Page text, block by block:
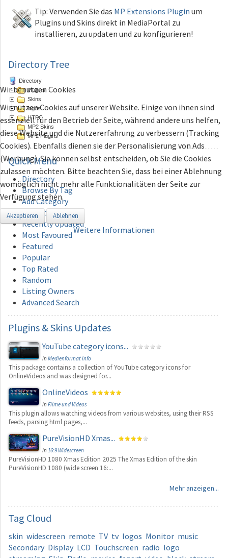
Tip: Verwenden Sie das MP Extensions Plugin um
Plugins und Skins direkt in MediaPortal zu
installieren, zu updaten und zu konfigurieren!
Directory Tree
Directory
Plugins
Skins
logos
HTPC
MP2 Skins
MP2 Plugins
QuickMenu
Directory
Browse By Tag
Add Category
Recently Added
Recently Updated
Most Favoured
Featured
Popular
Top Rated
Random
Listing Owners
Advanced Search
Plugins & Skins Updates
YouTube category icons...
inMedienformat Info
This package contains a collection of YouTube category icons for
OnlineVideos and was designed for...
OnlineVideos
inFilme und Videos
This plugin allows watching videos from various websites, using their RSS
feeds, parsing html pages,...
PureVisionHD Xmas...
in16:9 Widescreen
PureVisionHD 1080 Xmas Edition 2025 The Xmas Edition of the skin
PureVisionHD 1080 (wide screen 16:...
Mehr anzeigen...
Tag Cloud
skin widescreen remote TV tv logos Monitor music
Secondary Display LCD Touchscreen radio logo
Wir benutzen Cookies
Wir nutzen Cookies auf unserer Website. Einige von ihnen sind
essenziell für den Betrieb der Seite, während andere uns helfen,
diese Website und die Nutzererfahrung zu verbessern (Tracking
Cookies). Ebenfalls dienen sie der Personalisierung von Ads
(Werbung). Sie können selbst entscheiden, ob Sie die Cookies
zulassen möchten. Bitte beachten Sie, dass bei einer Ablehnung
womöglich nicht mehr alle Funktionalitäten der Seite zur
Verfügung stehen.
Akzeptieren Ablehnen
Weitere Informationen